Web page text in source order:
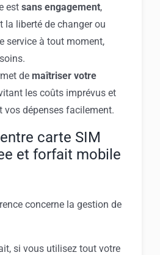
estsans engagement,
la liberté de changer ou
service à tout moment,
de maîtriser votre
les coûts imprévus et
vos dépenses facilement.
carte SIM
et forfait mobile
concerne la gestion de
si vous utilisez tout votre